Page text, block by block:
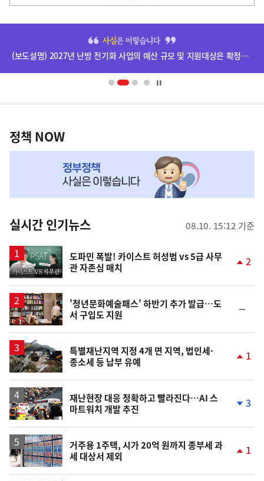
다
음
기
사
배
영
(보도설명) 2027년 난방 전기화 사업의 예산 규모 및 지원대상은 확정된 바 없음
책
NOW,
뉴
스
정책 NOW
실시간 인기뉴스 08.10. 15:12 기준
영
상
도파민 폭발! 카이스트 허성범 vs 5급 사무
관 자존심 매치
2
'청년문화예술패스' 하반기 추가 발급…도
서 구입도 지원
일
특별재난지역 지정 4개 면 지역, 법인세·
종소세 등 납부 유예
1
재난현장 대응 정확하고 빨라진다…AI 스
마트워치 개발 추진
3
거주용 1주택, 시가 20억 원까지 종부세 과
세 대상서 제외
1